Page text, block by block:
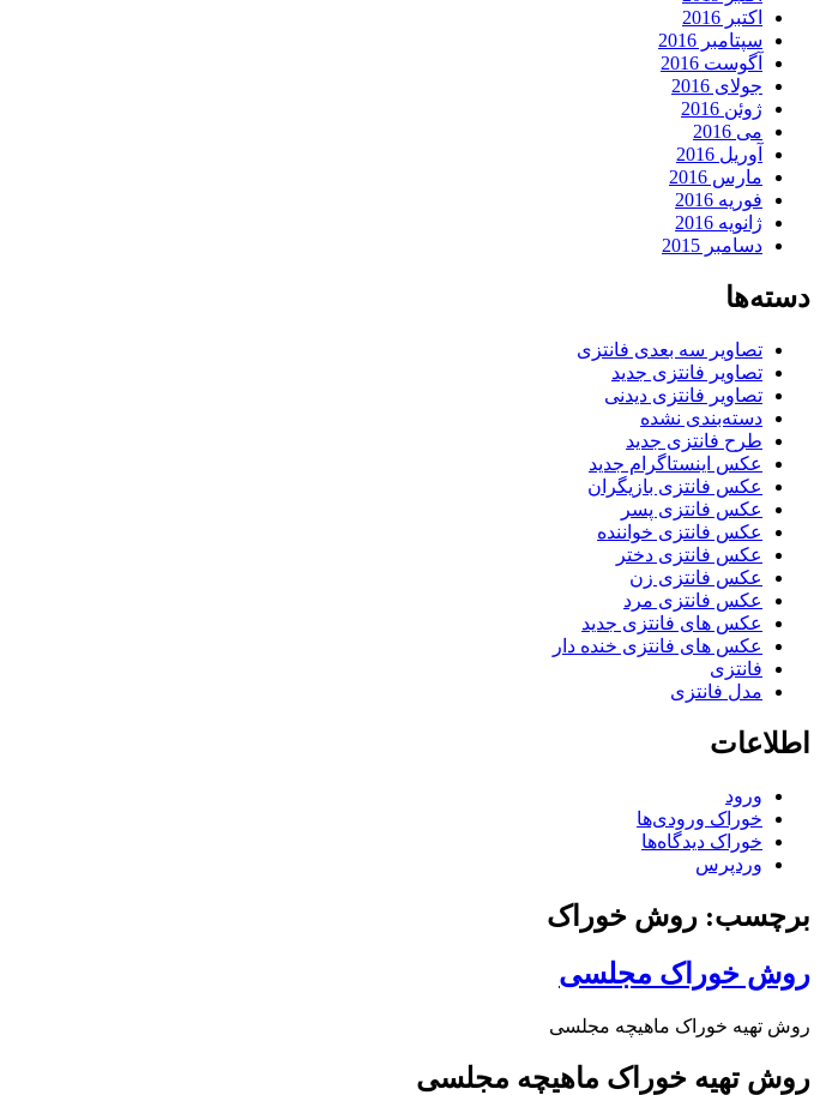
اکتبر 2016
سپتامبر 2016
آگوست 2016
جولای 2016
ژوئن 2016
می 2016
آوریل 2016
مارس 2016
فوریه 2016
ژانویه 2016
دسامبر 2015
دسته‌ها
تصاویر سه بعدی فانتزی
تصاویر فانتزی جدید
تصاویر فانتزی دیدنی
دسته‌بندی نشده
طرح فانتزی جدید
عکس اینستاگرام جدید
عکس فانتزی بازیگران
عکس فانتزی پسر
عکس فانتزی خواننده
عکس فانتزی دختر
عکس فانتزی زن
عکس فانتزی مرد
عکس های فانتزی جدید
عکس های فانتزی خنده دار
فانتزی
مدل فانتزی
اطلاعات
ورود
خوراک ورودی‌ها
خوراک دیدگاه‌ها
وردپرس
برچسب: روش خوراک
روش خوراک مجلسی
روش تهیه خوراک ماهیچه مجلسی
روش تهیه خوراک ماهیچه مجلسی